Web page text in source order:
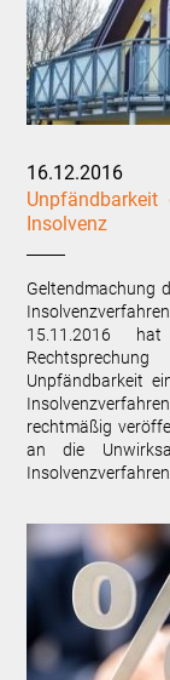
16.12.2016
Insolvenz
Geltendmachung
15.11.2016
Unpfändbarkeit
rechtmäßig
an die
Insolvenzverfahren…